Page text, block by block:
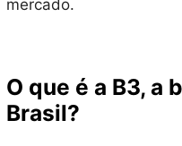
mercado.
O que é a B3, a
Brasil?